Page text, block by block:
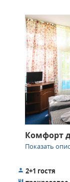
Комфорт
Показать
2+1 гостя